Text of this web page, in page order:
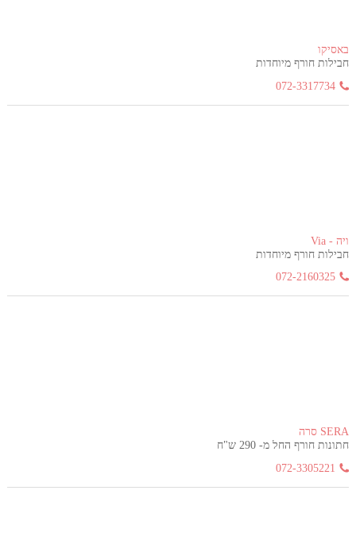
באסיקו
חבילות חורף מיוחדות
072-3317734
ויה - Via
חבילות חורף מיוחדות
072-2160325
SERA סרה
חתונות חורף החל מ- 290 ש"ח
072-3305221